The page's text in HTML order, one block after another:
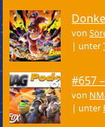
von
| unter
#657
von
| unter